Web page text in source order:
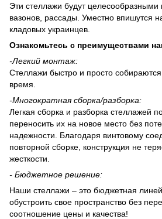
Эти стеллажи будут целесообразными
вазонов, рассады. Уместно впишутся
кладовых украинцев.
Ознакомьтесь с преимуществами
-Легкий монтаж:
Стеллажи быстро и просто
время.
-Многократная сборка/разборка:
Легкая сборка и разборка стеллажей
переносить их на новое место без
надежности. Благодаря винтовому
повторной сборке, конструкция не
жесткости.
- Бюджетное решение:
Наши стеллажи – это бюджетная
обустроить свое пространство без
соотношение цены и качества!